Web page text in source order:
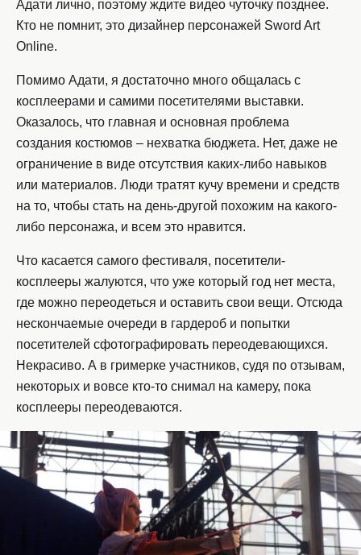
Адати лично, поэтому ждите видео чуточку позднее.
Кто не помнит, это дизайнер персонажей Sword Art
Online.
Помимо Адати, я достаточно много общалась с
косплеерами и самими посетителями выставки.
Оказалось, что главная и основная проблема
создания костюмов – нехватка бюджета. Нет, даже не
ограничение в виде отсутствия каких-либо навыков
или материалов. Люди тратят кучу времени и средств
на то, чтобы стать на день-другой похожим на какого-
либо персонажа, и всем это нравится.
Что касается самого фестиваля, посетители-
косплееры жалуются, что уже который год нет места,
где можно переодеться и оставить свои вещи. Отсюда
нескончаемые очереди в гардероб и попытки
посетителей сфотографировать переодевающихся.
Некрасиво. А в гримерке участников, судя по отзывам,
некоторых и вовсе кто-то снимал на камеру, пока
косплееры переодеваются.